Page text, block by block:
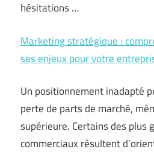
hésitations …
Marketing stratégique :
ses enjeux pour votre
Un positionnement inadapté
perte de parts de marché,
supérieure. Certains des plus
commerciaux résultent